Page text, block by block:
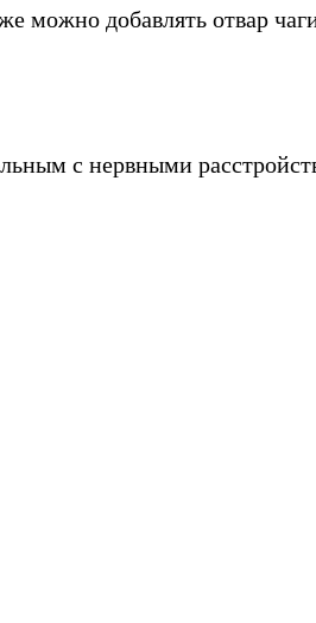
можно добавлять отвар
с нервными